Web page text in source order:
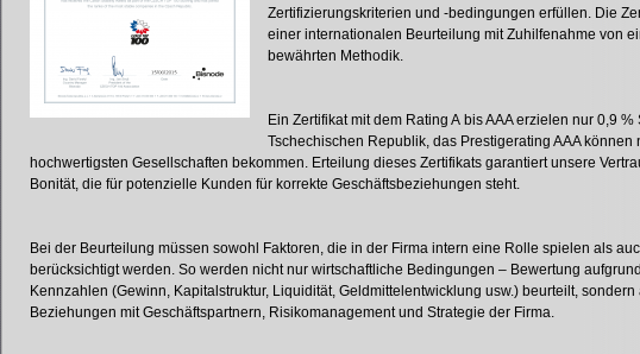
Zertifizierungskriterien und -bedingungen erfüllen. Die
einer internationalen Beurteilung mit Zuhilfenahme von
bewährten Methodik.
Ein Zertifikat mit dem Rating A bis AAA erzielen nur 0,9
Tschechischen Republik, das Prestigerating AAA können
hochwertigsten Gesellschaften bekommen. Erteilung dieses Zertifikats garantiert unsere
Bonität, die für potenzielle Kunden für korrekte Geschäftsbeziehungen steht.
Bei der Beurteilung müssen sowohl Faktoren, die in der Firma intern eine Rolle spielen als
berücksichtigt werden. So werden nicht nur wirtschaftliche Bedingungen – Bewertung
Kennzahlen (Gewinn, Kapitalstruktur, Liquidität, Geldmittelentwicklung usw.) beurteilt, sondern
Beziehungen mit Geschäftspartnern, Risikomanagement und Strategie der Firma.